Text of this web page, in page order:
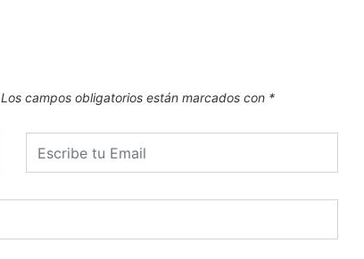
Los campos obligatorios están marcados con *